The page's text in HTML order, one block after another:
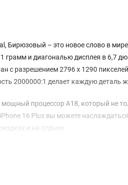
Бирюзовый – это новое слово в
грамм и диагональю дисплея в 6,7
с разрешением 2796 x 1290
2000000:1 делает каждую деталь
мощный процессор A18, который не
16 Plus вы можете
и на отдыхе.
находка для любителей